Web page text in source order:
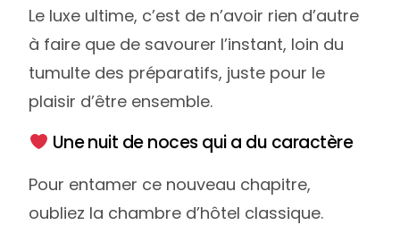
Le luxe ultime, c’est de n’avoir rien d’autre
à faire que de savourer l’instant, loin du
tumulte des préparatifs, juste pour le
plaisir d’être ensemble.
Une nuit de noces qui a du caractère
Pour entamer ce nouveau chapitre,
oubliez la chambre d’hôtel classique.